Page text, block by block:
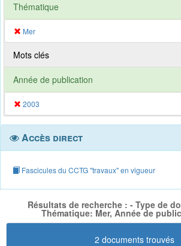
Thématique
Mer
Mots clés
Année de publication
2003
Accès direct
Fascicules du CCTG "travaux" en vigueur
Résultats de recherche : - Type de
Thématique: Mer, Année de
2 documents trouvés